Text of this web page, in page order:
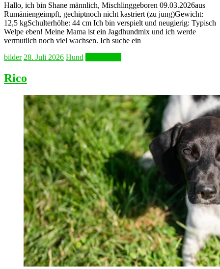
Hallo, ich bin Shane männlich, Mischlinggeboren 09.03.2026aus
Rumäniengeimpft, gechiptnoch nicht kastriert (zu jung)Gewicht:
12,5 kgSchulterhöhe: 44 cm Ich bin verspielt und neugierig: Typisch
Welpe eben! Meine Mama ist ein Jagdhundmix und ich werde
vermutlich noch viel wachsen. Ich suche ein
bilder 28. Juli 2026 Hund
Rico